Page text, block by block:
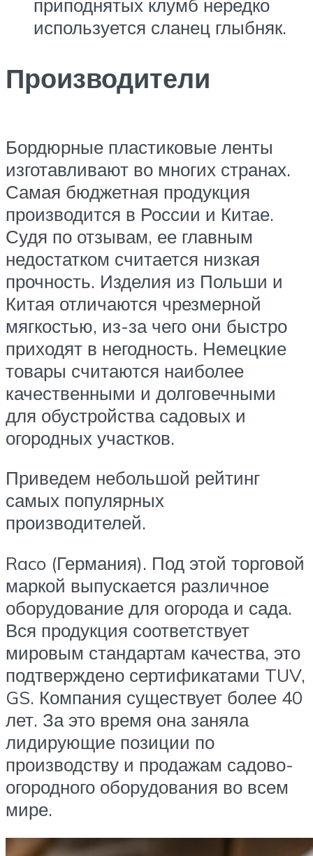
приподнятых клумб нередко
используется сланец глыбняк.
Производители
Бордюрные пластиковые ленты
изготавливают во многих странах.
Самая бюджетная продукция
производится в России и Китае.
Судя по отзывам, ее главным
недостатком считается низкая
прочность. Изделия из Польши и
Китая отличаются чрезмерной
мягкостью, из-за чего они быстро
приходят в негодность. Немецкие
товары считаются наиболее
качественными и долговечными
для обустройства садовых и
огородных участков.
Приведем небольшой рейтинг
самых популярных
производителей.
Raco (Германия). Под этой торговой
маркой выпускается различное
оборудование для огорода и сада.
Вся продукция соответствует
мировым стандартам качества, это
подтверждено сертификатами TUV,
GS. Компания существует более 40
лет. За это время она заняла
лидирующие позиции по
производству и продажам садово-
огородного оборудования во всем
мире.